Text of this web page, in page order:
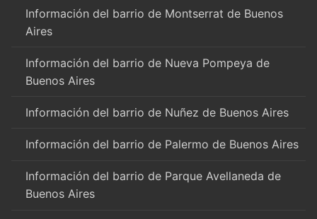
Información del barrio de Montserrat de Buenos
Aires
Información del barrio de Nueva Pompeya de
Buenos Aires
Información del barrio de Nuñez de Buenos Aires
Información del barrio de Palermo de Buenos Aires
Información del barrio de Parque Avellaneda de
Buenos Aires